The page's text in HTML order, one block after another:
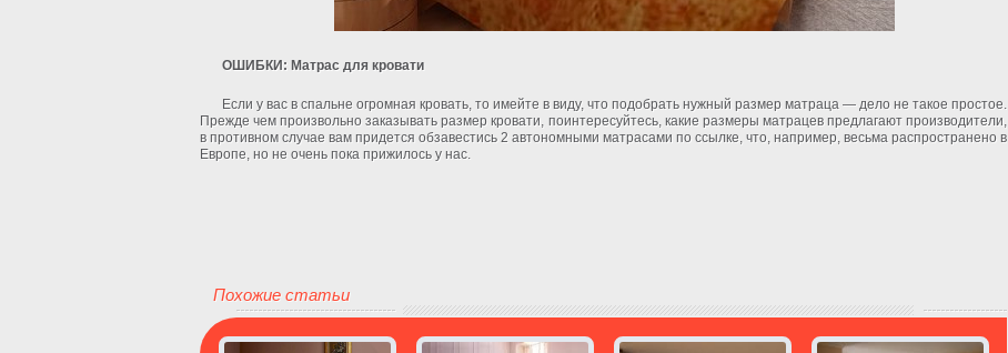
ОШИБКИ: Матрас для кровати
Если у вас в спальне огромная кровать, то имейте в виду, что подобрать нужный размер матраца — дело не такое простое.
Прежде чем произвольно заказывать размер кровати, поинтересуйтесь, какие размеры матрацев предлагают производители,
в противном случае вам придется обзавестись 2 автономными матрасами по ссылке, что, например, весьма распространено в
Европе, но не очень пока прижилось у нас.
Похожие статьи